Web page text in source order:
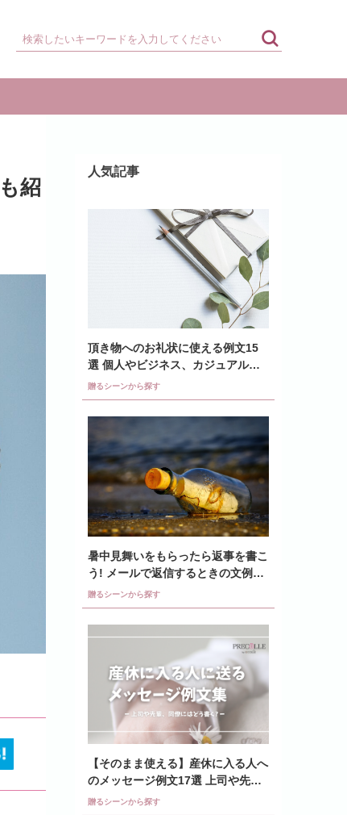
紹
人気記事
頂き物へのお礼状に使える例文15
選 個人やビジネス、カジュアル文
例など紹介
贈るシーンから探す
暑中見舞いをもらったら返事を書こ
う! メールで返信するときの文例を
紹介
贈るシーンから探す
【そのまま使える】産休に入る人へ
のメッセージ例文17選 上司や先
輩、同僚はどう書く?
贈るシーンから探す